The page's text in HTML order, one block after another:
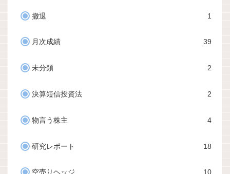
撤退 1
月次成績 39
未分類 2
決算短信投資法 2
物言う株主 4
研究レポート 18
空売りヘッジ 10